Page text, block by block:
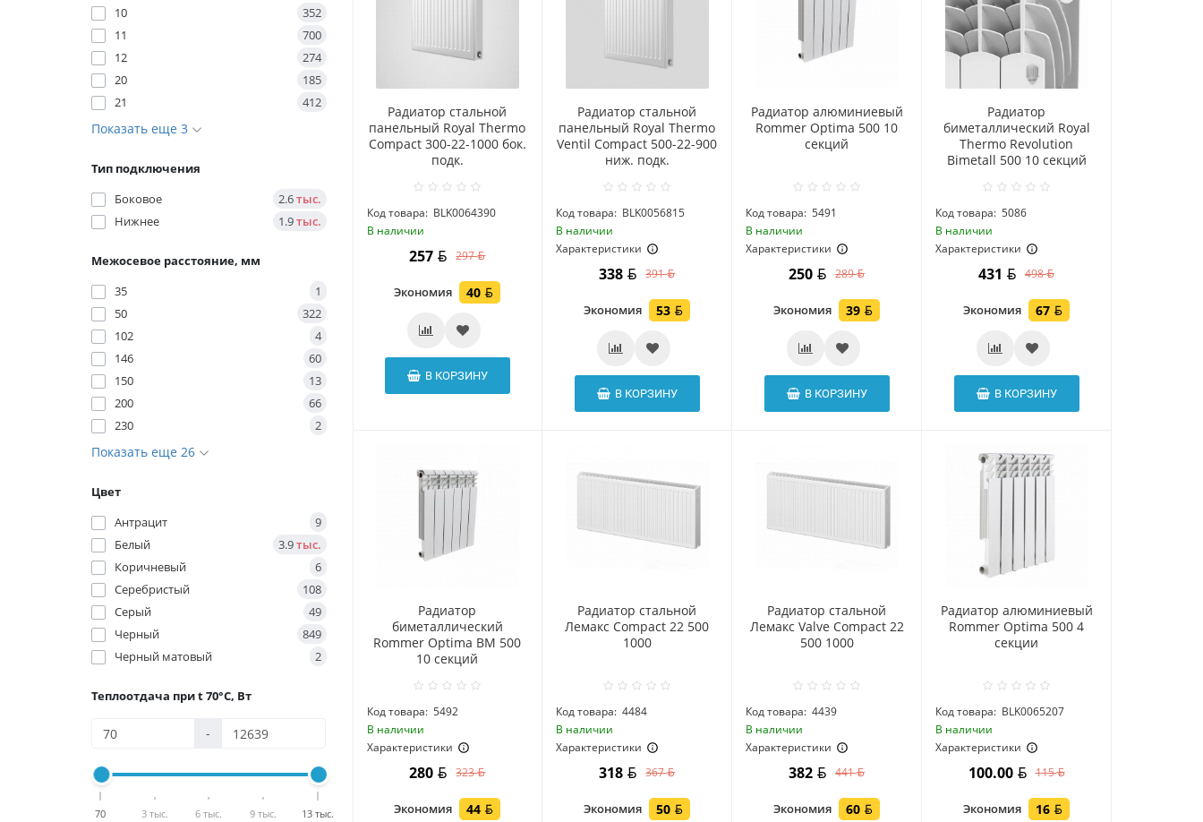
10
352
11
700
12
274
20
185
21
412
Показать еще 3
Тип подключения
Боковое
2.6тыс.
Нижнее
1.9тыс.
Межосевое расстояние, мм
35
1
50
322
102
4
146
60
150
13
200
66
230
2
Показать еще 26
Цвет
Антрацит
9
Белый
3.9тыс.
Коричневый
6
Серебристый
108
Серый
49
Черный
849
Черный матовый
2
Теплоотдача при t 70°C, Вт
-
70 3 тыс. 6 тыс. 9 тыс. 13 тыс.
Радиатор стальной
панельный Royal Thermo
Compact 300-22-1000 бок.
подк.
Код товара: BLK0064390
В наличии
257 297
Экономия 40
В КОРЗИНУ
Радиатор стальной
панельный Royal Thermo
Ventil Compact 500-22-900
ниж. подк.
Код товара: BLK0056815
В наличии
Характеристики
338 391
Экономия 53
В КОРЗИНУ
Радиатор алюминиевый
Rommer Optima 500 10
секций
Код товара: 5491
В наличии
Характеристики
250 289
Экономия 39
В КОРЗИНУ
Радиатор
биметаллический Royal
Thermo Revolution
Bimetall 500 10 секций
Код товара: 5086
В наличии
Характеристики
431 498
Экономия 67
В КОРЗИНУ
Радиатор
биметаллический
Rommer Optima BM 500
10 секций
Код товара: 5492
В наличии
Характеристики
280 323
Экономия 44
Радиатор стальной
Лемакс Compact 22 500
1000
Код товара: 4484
В наличии
Характеристики
318 367
Экономия 50
Радиатор стальной
Лемакс Valve Compact 22
500 1000
Код товара: 4439
В наличии
Характеристики
382 441
Экономия 60
Радиатор алюминиевый
Rommer Optima 500 4
секции
Код товара: BLK0065207
В наличии
Характеристики
100.00 115
Экономия 16